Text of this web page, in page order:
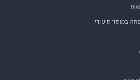
במוסד סיעודי